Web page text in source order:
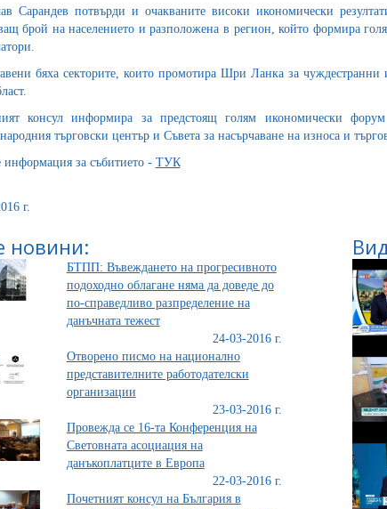
Сарандев потвърди и очакваните високи икономически
брой на населението и разположена в регион, който формира
бяха секторите, които промотира Шри Ланка за
консул информира за предстоящ голям икономически
търговски център и Съвета за насърчаване на износа и
информация за събитието - ТУК
г.
новини:
БТПП: Въвеждането на прогресивното
подоходно облагане няма да доведе до
по-справедливо разпределение на
данъчната тежест
24-03-2016 г.
Отворено писмо на национално
представителните работодателски
организации
23-03-2016 г.
Провежда се 16-та Конференция на
Световната асоциация на
данъкоплатците в Европа
22-03-2016 г.
Почетният консул на България в